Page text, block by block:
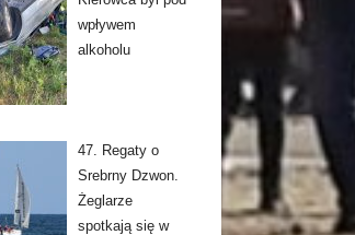
wpływem
alkoholu
47. Regaty o
Srebrny Dzwon.
Żeglarze
spotkają się w